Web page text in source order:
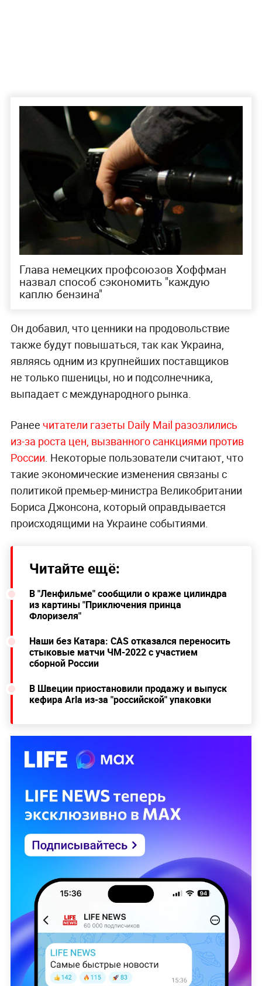
Глава немецких профсоюзов Хоффман
назвал способ сэкономить "каждую
каплю бензина"
Он добавил, что ценники на продовольствие
также будут повышаться, так как Украина,
являясь одним из крупнейших поставщиков
не только пшеницы, но и подсолнечника,
выпадает с международного рынка.
Ранее читатели газеты Daily Mail разозлились
из-за роста цен, вызванного санкциями против
России. Некоторые пользователи считают, что
такие экономические изменения связаны с
политикой премьер-министра Великобритании
Бориса Джонсона, который оправдывается
происходящими на Украине событиями.
Читайте ещё:
В "Ленфильме" сообщили о краже цилиндра
из картины "Приключения принца
Флоризеля"
Наши без Катара: CAS отказался переносить
стыковые матчи ЧМ-2022 с участием
сборной России
В Швеции приостановили продажу и выпуск
кефира Arla из-за "российской" упаковки